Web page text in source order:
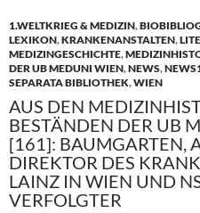
1.WELTKRIEG & MEDIZIN,
LEXIKON,KRANKENANSTALTEN,
MEDIZINGESCHICHTE,
DER UB MEDUNI WIEN,NEWS,
SEPARATA BIBLIOTHEK,WIEN
AUS DEN
BESTÄNDEN DER UB
[161]: BAUMGARTEN,
DIREKTOR DES
LAINZ IN WIEN UND
VERFOLGTER